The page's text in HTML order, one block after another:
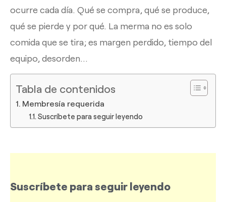
ocurre cada día. Qué se compra, qué se produce,
qué se pierde y por qué. La merma no es solo
comida que se tira; es margen perdido, tiempo del
equipo, desorden...
Tabla de contenidos
Membresía requerida
Suscríbete para seguir leyendo
Suscríbete para seguir leyendo